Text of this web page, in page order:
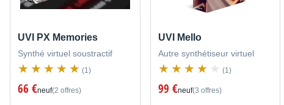
UVI PX Memories
Synthé virtuel soustractif
(1)
66 €neuf(2 offres)
UVI Mello
Autre synthétiseur virtuel
(1)
99 €neuf(3 offres)